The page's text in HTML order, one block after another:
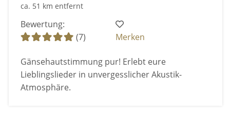
ca. 51 km entfernt
Bewertung:
(7)
Merken
Gänsehautstimmung pur! Erlebt eure
Lieblingslieder in unvergesslicher Akustik-
Atmosphäre.